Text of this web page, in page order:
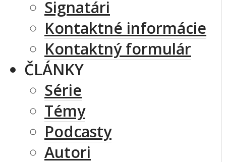
Signatári
Kontaktné informácie
Kontaktný formulár
ČLÁNKY
Série
Témy
Podcasty
Autori